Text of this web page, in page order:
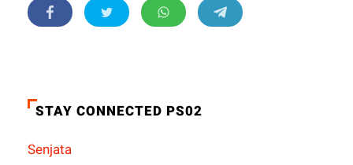
STAY CONNECTED PS02
Senjata